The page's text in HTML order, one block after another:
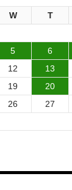
W T
5 6
12 13
19 20
26 27